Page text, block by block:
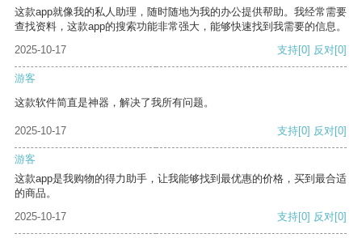
这款app就像我的私人助理，随时随地为我的办公提供帮助。我经常需要
查找资料，这款app的搜索功能非常强大，能够快速找到我需要的信息。
2025-10-17
支持[0] 反对[0]
游客
这款软件简直是神器，解决了我所有问题。
2025-10-17 支持[0] 反对[0]
游客
这款app是我购物的得力助手，让我能够找到最优惠的价格，买到最合适
的商品。
2025-10-17
支持[0] 反对[0]